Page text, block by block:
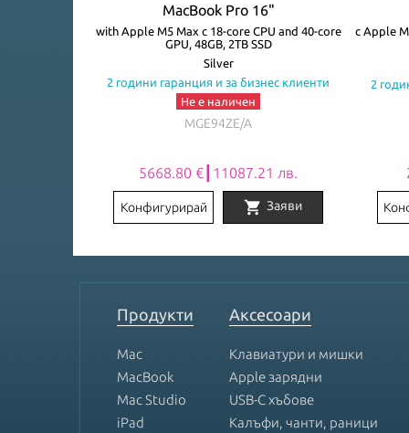
MacBook Pro 16"
with Apple M5 Max с 18-core CPU and 40-core
GPU, 48GB, 2TB SSD
Silver
2 години гаранция и за бизнес клиенти
Не е наличен
MGE94ZE/A
5668.80 €┃11087.21 лв.
Конфигурирай shopping_cart Заяви
с Apple
2
1
Продукти
Mac
MacBook
Mac Studio
iPad
Аксесоари
Клавиатури и мишки
Apple зарядни
USB-C хъбове
Калъфи, чанти, раници